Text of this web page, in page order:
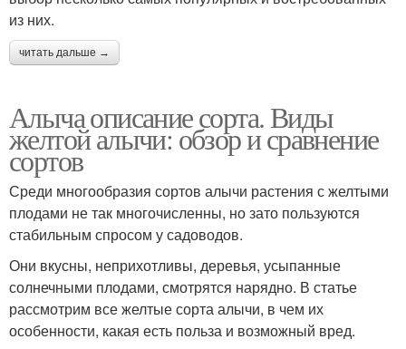
из них.
читать дальше →
Алыча описание сорта. Виды
желтой алычи: обзор и сравнение
сортов
Среди многообразия сортов алычи растения с желтыми
плодами не так многочисленны, но зато пользуются
стабильным спросом у садоводов.
Они вкусны, неприхотливы, деревья, усыпанные
солнечными плодами, смотрятся нарядно. В статье
рассмотрим все желтые сорта алычи, в чем их
особенности, какая есть польза и возможный вред.